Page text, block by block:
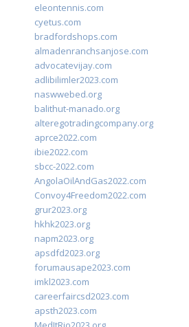
eleontennis.com
cyetus.com
bradfordshops.com
almadenranchsanjose.com
advocatevijay.com
adlibilimler2023.com
naswwebed.org
balithut-manado.org
alteregotradingcompany.org
aprce2022.com
ibie2022.com
sbcc-2022.com
AngolaOilAndGas2022.com
Convoy4Freedom2022.com
grur2023.org
hkhk2023.org
napm2023.org
apsdfd2023.org
forumausape2023.com
imkl2023.com
careerfaircsd2023.com
apsth2023.com